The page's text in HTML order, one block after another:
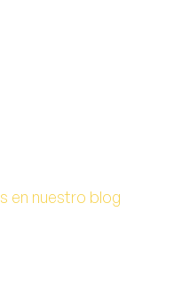
en nuestro blog